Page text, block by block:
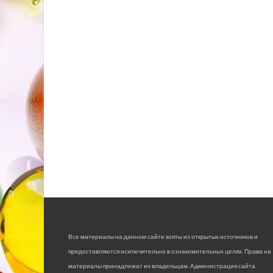
Все материалы на данном сайте взяты из открытых источников и
предоставляются исключительно в ознакомительных целях. Права на
материалы принадлежат их владельцам. Администрация сайта